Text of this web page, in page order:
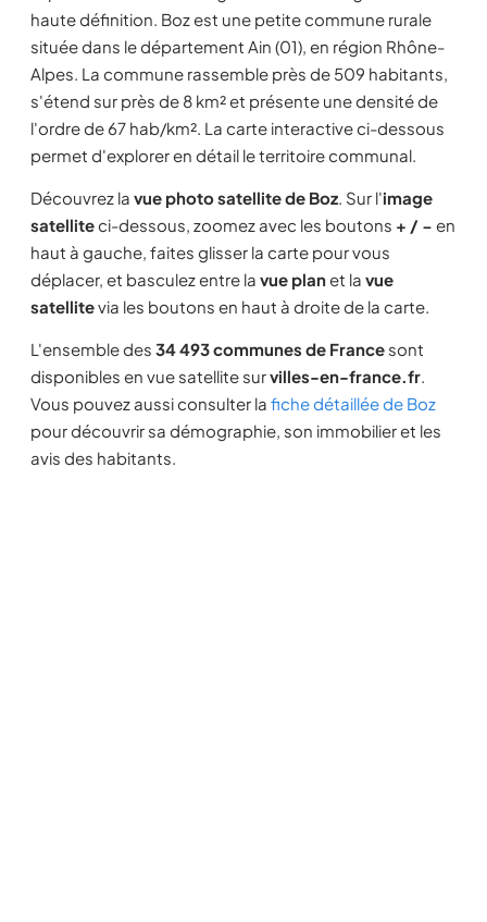
haute définition. Boz est une petite commune rurale
située dans le département Ain (01), en région Rhône-
Alpes. La commune rassemble près de 509 habitants,
s'étend sur près de 8 km² et présente une densité de
l'ordre de 67 hab/km². La carte interactive ci-dessous
permet d'explorer en détail le territoire communal.
Découvrez la vue photo satellite de Boz. Sur l'image
satelliteci-dessous, zoomez avec les boutons + / − en
haut à gauche, faites glisser la carte pour vous
déplacer, et basculez entre la vue planet la vue
satellitevia les boutons en haut à droite de la carte.
L'ensemble des 34 493 communes de France sont
disponibles en vue satellite survilles-en-france.fr.
Vous pouvez aussi consulter la fiche détaillée de Boz
pour découvrir sa démographie, son immobilier et les
avis des habitants.